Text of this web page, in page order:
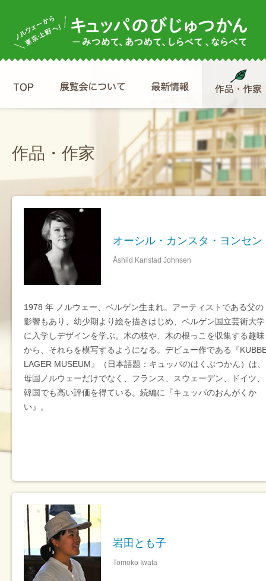
作品・作家
オーシル・カンスタ・ヨンセン
Åshild Kanstad Johnsen
1978 年 ノルウェー、ベルゲン生まれ。アーティストである父の
影響もあり、幼少期より絵を描きはじめ、ベルゲン国立芸術大学
に入学しデザインを学ぶ。木の枝や、木の根っこを収集する趣味
から、それらを模写するようになる。デビュー作である『
LAGER MUSEUM』（日本語題：キュッパのはくぶつかん）は、
母国ノルウェーだけでなく、フランス、スウェーデン、ドイツ、
韓国でも高い評価を得ている。続編に『キュッパのおんがくか
い』。
岩田とも子
Tomoko Iwata